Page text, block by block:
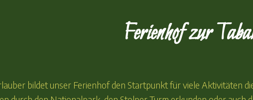
Ferienhof zur
bildet unser Ferienhof den Startpunkt für viele Aktivitäten